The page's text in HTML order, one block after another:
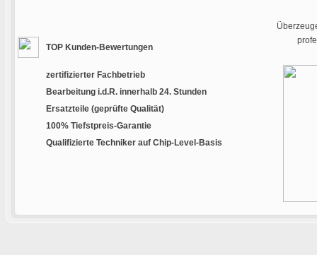
TOP Kunden-Bewertungen
zertifizierter Fachbetrieb
Bearbeitung i.d.R. innerhalb 24. Stunden
Ersatzteile (geprüfte Qualität)
100% Tiefstpreis-Garantie
Qualifizierte Techniker auf Chip-Level-Basis